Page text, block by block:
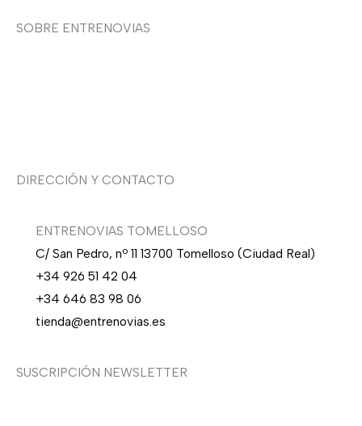
SOBRE ENTRENOVIAS
DIRECCIÓN Y CONTACTO
ENTRENOVIAS TOMELLOSO
C/ San Pedro, nº 11 13700 Tomelloso (Ciudad Real)
+34 926 51 42 04
+34 646 83 98 06
tienda@entrenovias.es
SUSCRIPCIÓN NEWSLETTER